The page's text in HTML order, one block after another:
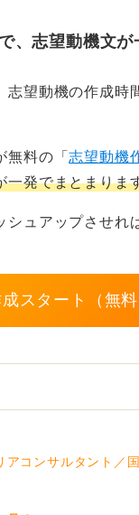
業内容・顧客層
一気に深みが出ま
量ではなく解釈
きている志望理由
いか」を未来形
ません。
、志望動機文
志望動機の作成時
無料の「志望動機
一発でまとまりま
シュアップさせれ
スタート（無料
アコンサルタント／